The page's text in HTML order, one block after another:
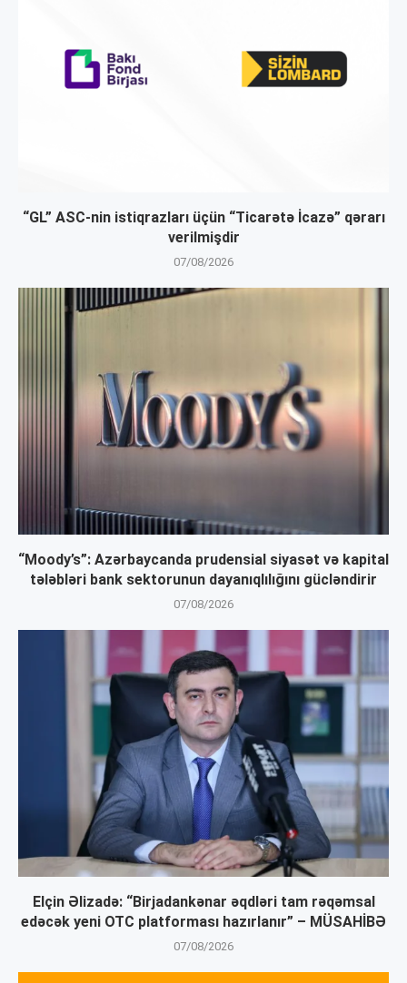
“GL” ASC-nin istiqrazları üçün “Ticarətə İcazə” qərarı
verilmişdir
07/08/2026
“Moody’s”: Azərbaycanda prudensial siyasət və kapital
tələbləri bank sektorunun dayanıqlılığını gücləndirir
07/08/2026
Elçin Əlizadə: “Birjadankənar əqdləri tam rəqəmsal
edəcək yeni OTC platforması hazırlanır” – MÜSAHİBƏ
07/08/2026